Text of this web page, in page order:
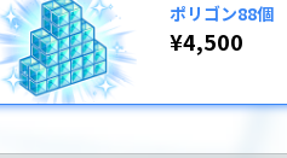
ポリゴン88個
¥4,500